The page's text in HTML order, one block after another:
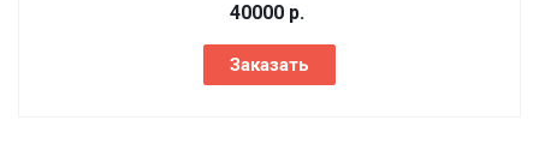
40000 р.
Заказать